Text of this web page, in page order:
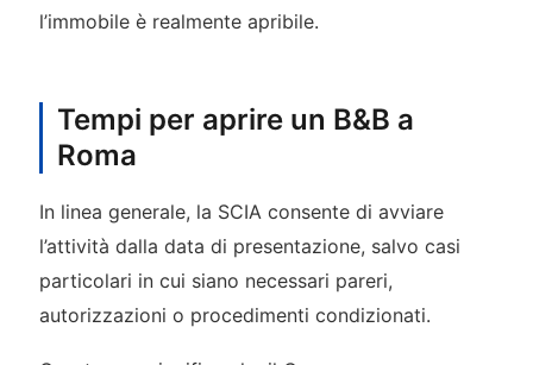
l’immobile è realmente apribile.
Tempi per aprire un B&B a
Roma
In linea generale, la SCIA consente di avviare
l’attività dalla data di presentazione, salvo casi
particolari in cui siano necessari pareri,
autorizzazioni o procedimenti condizionati.